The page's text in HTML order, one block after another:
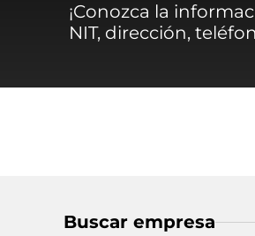
¡Conozca la
NIT, dirección,
Buscar empresa